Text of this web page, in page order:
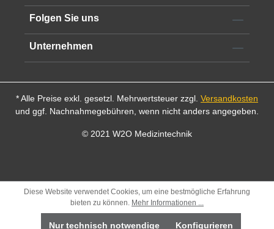
Folgen Sie uns
Unternehmen
* Alle Preise exkl. gesetzl. Mehrwertsteuer zzgl. Versandkosten
und ggf. Nachnahmegebühren, wenn nicht anders angegeben.
© 2021 W2O Medizintechnik
Diese Website verwendet Cookies, um eine bestmögliche Erfahrung
bieten zu können. Mehr Informationen ...
Nur technisch notwendige Konfigurieren